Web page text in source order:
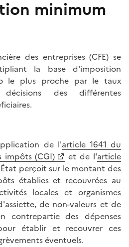
minimum
des entreprises (CFE) se
la base d'imposition
le plus proche par le taux
des différentes
de l'article 1641 du
impôts (CGI)
et de l'article
perçoit sur le montant des
établies et recouvrées au
locales et organismes
de non-valeurs et de
contrepartie des dépenses
établir et recouvrer ces
éventuels.